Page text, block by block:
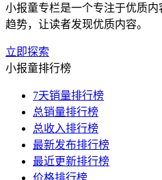
小报童专栏是一个专注于优质
趋势，让读者发现优质内容。
立即探索
小报童排行榜
7天销量排行榜
总销量排行榜
总收入排行榜
最新发布排行榜
最近更新排行榜
价格排行榜